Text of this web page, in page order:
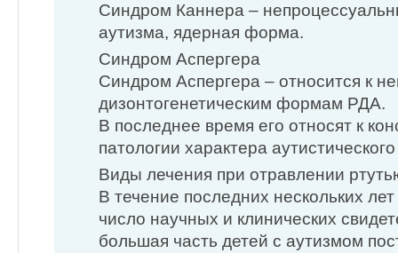
Синдром Каннера –
аутизма, ядерная форма.
Синдром Аспергера
Синдром Аспергера – относится к
дизонтогенетическим формам РДА.
В последнее время его относят к
патологии характера
Виды лечения при отравлении
В течение последних нескольких
число научных и клинических
большая часть детей с аутизмом